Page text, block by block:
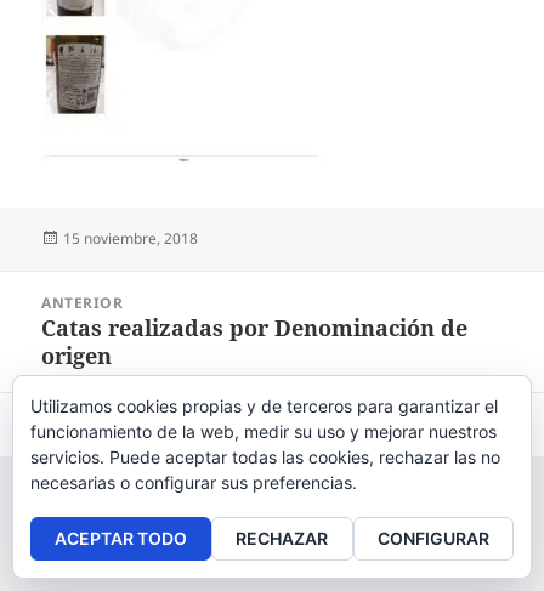
Publicado
15 noviembre, 2018
entradas
ANTERIOR
Entrada
anterior:
Catas realizadas por Denominación de
origen
Aviso legal, políticas deprivacidady cookies
Utilizamos cookies propias y de terceros para garantizar el
funcionamiento de la web, medir su uso y mejorar nuestros
servicios. Puede aceptar todas las cookies, rechazar las no
necesarias o configurar sus preferencias.
ACEPTAR TODO RECHAZAR CONFIGURAR